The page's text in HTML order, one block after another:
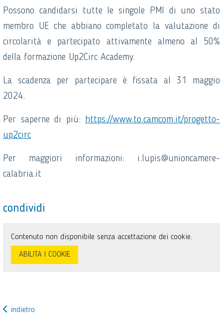
Possono candidarsi tutte le singole PMI di uno stato
membro UE che abbiano completato la valutazione di
circolarità e partecipato attivamente almeno al 50%
della formazione Up2Circ Academy.
La scadenza per partecipare è fissata al 31 maggio
2024.
Per saperne di più: https://www.to.camcom.it/progetto-
up2circ
Per maggiori informazioni: i.lupis@unioncamere-
calabria.it
condividi
Contenuto non disponibile senza accettazione dei cookie.
ABILITA I COOKIE
indietro